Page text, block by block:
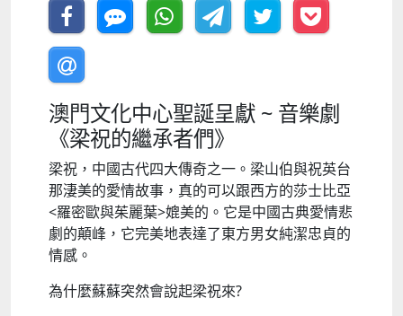
澳門文化中心聖誕呈獻 ~ 音樂劇
《梁祝的繼承者們》
梁祝，中國古代四大傳奇之一。梁山伯與祝英台
那淒美的愛情故事，真的可以跟西方的莎士比亞
<羅密歐與茱麗葉>媲美的。它是中國古典愛情悲
劇的顛峰，它完美地表達了東方男女純潔忠貞的
情感。
為什麼蘇蘇突然會說起梁祝來?